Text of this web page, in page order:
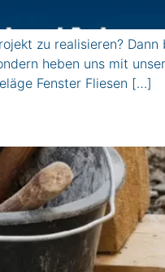
zu realisieren? Dann
heben uns mit
Fenster Fliesen […]